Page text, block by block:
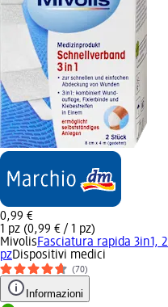
0,99 €
1 pz (0,99 € / 1 pz)
MivolisFasciatura rapida 3in1, 2
pzDispositivi medici
(70)
Informazioni